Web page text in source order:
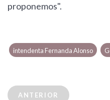
proponemos".
intendenta Fernanda Alonso
ANTERIOR